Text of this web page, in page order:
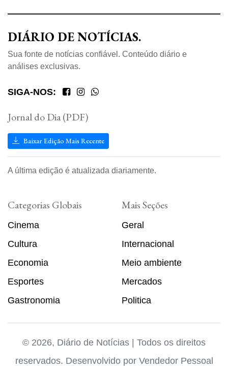
DIÁRIO DE NOTÍCIAS.
Sua fonte de notícias confiável. Conteúdo diário e
análises exclusivas.
SIGA-NOS:
Jornal do Dia (PDF)
Baixar Edição Mais Recente
A última edição é atualizada diariamente.
Categorias Globais
Cinema
Cultura
Economia
Esportes
Gastronomia
Mais Seções
Geral
Internacional
Meio ambiente
Mercados
Politica
© 2026, Diário de Notícias | Todos os direitos
reservados. Desenvolvido por Vendedor Pessoal